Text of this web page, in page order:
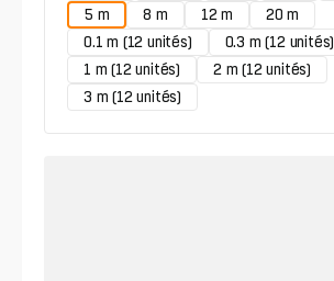
5 m
8 m 12 m
20 m
0.1 m (12 unités)
0.3 m (12 unités)
1 m (12 unités)
2 m (12 unités)
3 m (12 unités)